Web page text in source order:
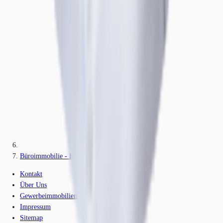
Büroimmobilie - Köln, Ehrenfeld - K0075
Kontakt
Über Uns
Gewerbeimmobilien-Lexikon
Impressum
Sitemap